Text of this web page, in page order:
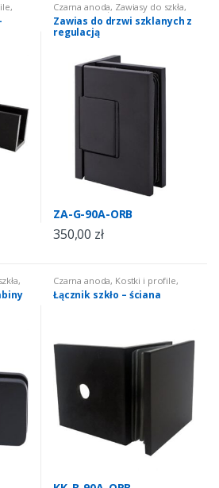
, Czarna anoda, Zawiasy do szkła,
ZA-G - kryte śruby
Zawias do drzwi szklanych z
regulacją
ZA-G-90A-ORB
350,00 zł
, Czarna anoda, Kostki i profile,
Kostki montażowe do kabin
Łącznik szkło – ściana